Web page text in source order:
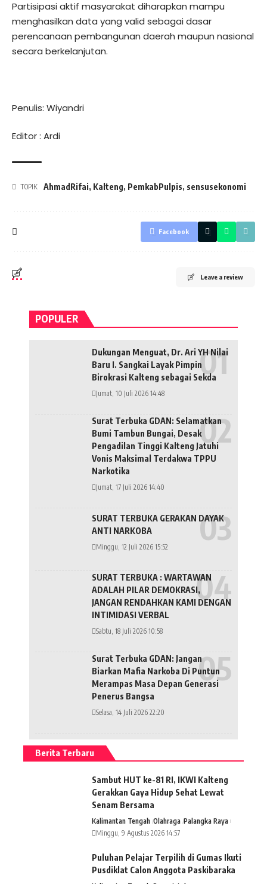
Partisipasi aktif masyarakat diharapkan mampu
menghasilkan data yang valid sebagai dasar
perencanaan pembangunan daerah maupun nasional
secara berkelanjutan.
Penulis: Wiyandri
Editor : Ardi
TOPIK AhmadRifai, Kalteng, PemkabPulpis, sensusekonomi
Facebook
Leave a review
POPULER
Dukungan Menguat, Dr. Ari YH Nilai
Baru I. Sangkai Layak Pimpin
Birokrasi Kalteng sebagai Sekda
Jumat, 10 Juli 2026 14:48
Surat Terbuka GDAN: Selamatkan
Bumi Tambun Bungai, Desak
Pengadilan Tinggi Kalteng Jatuhi
Vonis Maksimal Terdakwa TPPU
Narkotika
Jumat, 17 Juli 2026 14:40
SURAT TERBUKA GERAKAN DAYAK
ANTI NARKOBA
Minggu, 12 Juli 2026 15:52
SURAT TERBUKA : WARTAWAN
ADALAH PILAR DEMOKRASI,
JANGAN RENDAHKAN KAMI DENGAN
INTIMIDASI VERBAL
Sabtu, 18 Juli 2026 10:58
Surat Terbuka GDAN: Jangan
Biarkan Mafia Narkoba Di Puntun
Merampas Masa Depan Generasi
Penerus Bangsa
Selasa, 14 Juli 2026 22:20
Berita Terbaru
Sambut HUT ke-81 RI, IKWI Kalteng
Gerakkan Gaya Hidup Sehat Lewat
Senam Bersama
Kalimantan Tengah Olahraga Palangka Raya
Minggu, 9 Agustus 2026 14:57
Puluhan Pelajar Terpilih di Gumas Ikuti
Pusdiklat Calon Anggota Paskibaraka